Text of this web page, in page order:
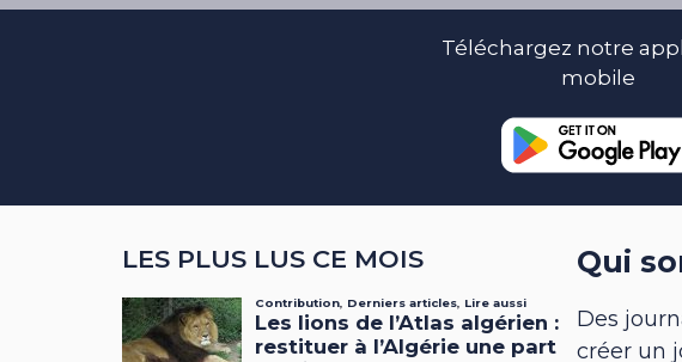
Téléchargez notre
mobile
LES PLUS LUS CE MOIS Qui
Des
créer un